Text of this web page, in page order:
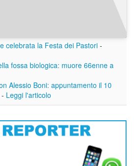
celebrata la Festa dei Pastori -
fossa biologica: muore 66enne a
Alessio Boni: appuntamento il 10
- Leggi l'articolo